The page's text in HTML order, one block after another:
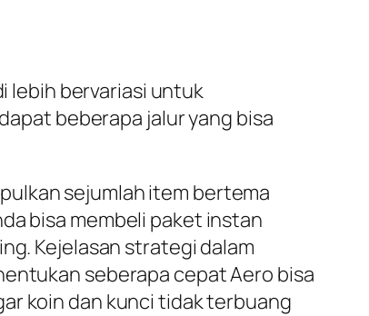
lebih bervariasi untuk
beberapa jalur yang bisa
sejumlah item bertema
bisa membeli paket instan
. Kejelasan strategi dalam
seberapa cepat Aero bisa
koin dan kunci tidak terbuang